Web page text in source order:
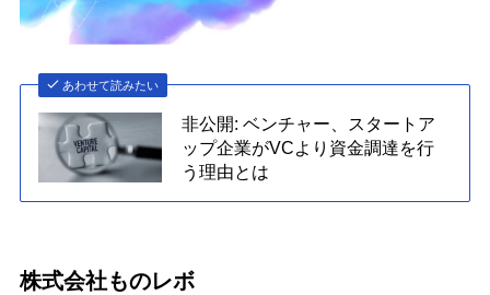
あわせて読みたい
非公開: ベンチャー、スタートア
ップ企業がVCより資金調達を行
う理由とは
株式会社ものレボ